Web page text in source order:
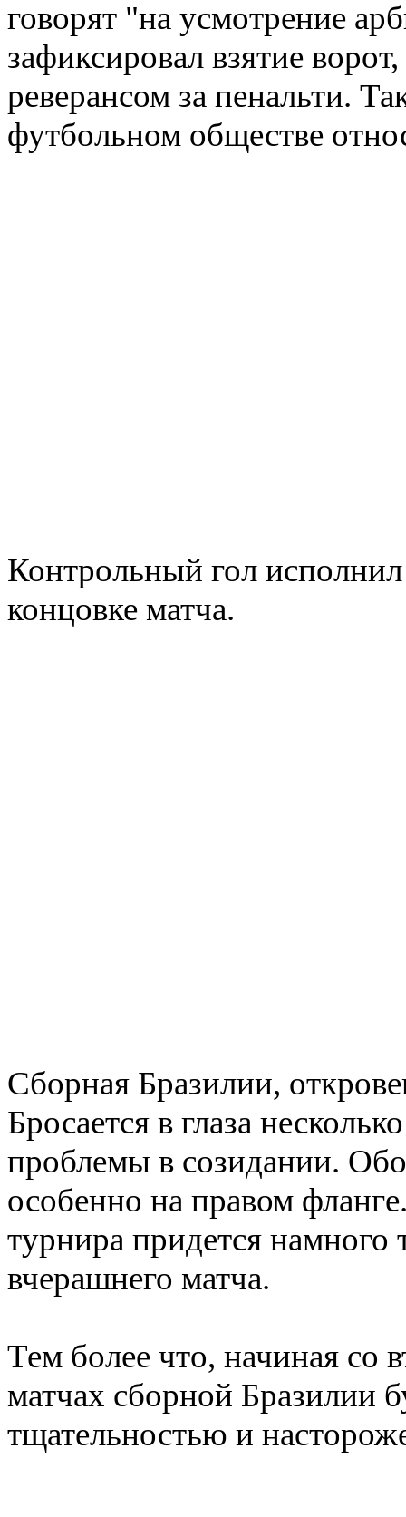
говорят "на усмотрение
зафиксировал взятие
реверансом за пенальти.
футбольном обществе
Контрольный гол
концовке матча.
Сборная Бразилии,
Бросается в глаза
проблемы в созидании.
особенно на правом
турнира придется намного
вчерашнего матча.
Тем более что, начиная со
матчах сборной Бразилии
тщательностью и